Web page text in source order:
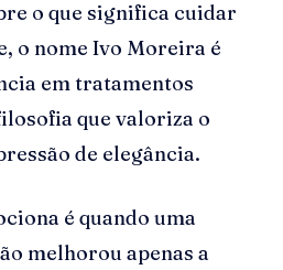
o que significa cuidar
o nome Ivo Moreira é
em tratamentos
que valoriza o
de elegância.
é quando uma
melhorou apenas a